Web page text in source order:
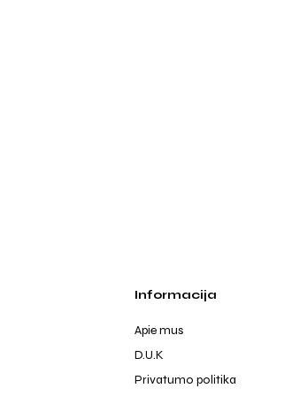
Informacija
Apie mus
D.U.K
Privatumo politika